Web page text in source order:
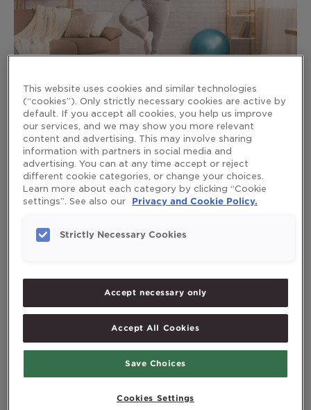
Программа тренировок для
пожилых людей
Leave a Comment /Активная Зрелость/mikaelaruden
Мы все знаем, как важно поддерживать тело в
некоторых может быть новостью то, насколько важно
мы разработали программа тренировок для старшего
поколения – т.е. людей от 50 лет и старше – которая
поможет вам поддерживать свое […]
This website uses cookies and similar technologies
(“cookies”). Only strictly necessary cookies are active by
default. If you accept all cookies, you help us improve
our services, and we may show you more relevant
content and advertising. This may involve sharing
information with partners in social media and
advertising. You can at any time accept or reject
different cookie categories, or change your choices.
Learn more about each category by clicking “Cookie
settings”. See also our
Privacy and Cookie Policy.
Strictly Necessary Cookies
Accept necessary only
Accept All Cookies
Save Choices
Cookies Settings